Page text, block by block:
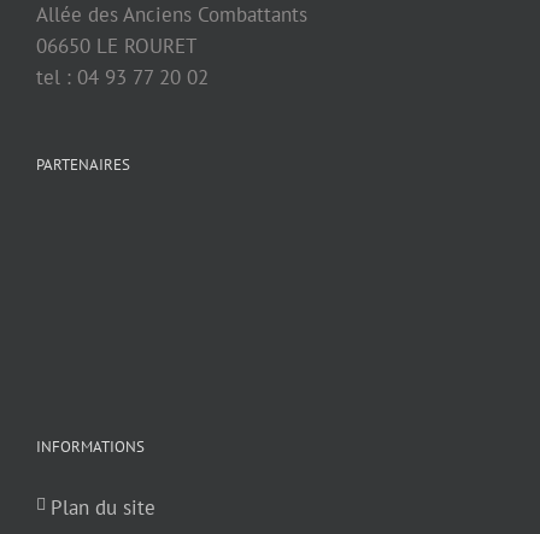
Allée des Anciens Combattants
06650 LE ROURET
tel : 04 93 77 20 02
PARTENAIRES
INFORMATIONS
Plan du site